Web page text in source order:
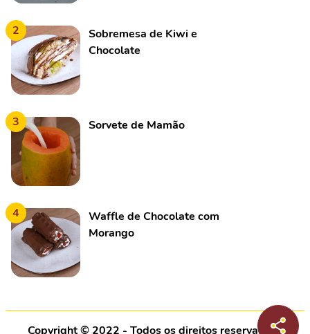
2
Sobremesa de Kiwi e
Chocolate
3 Sorvete de Mamão
4
Waffle de Chocolate com
Morango
Copyright © 2022 - Todos os direitos reservados |